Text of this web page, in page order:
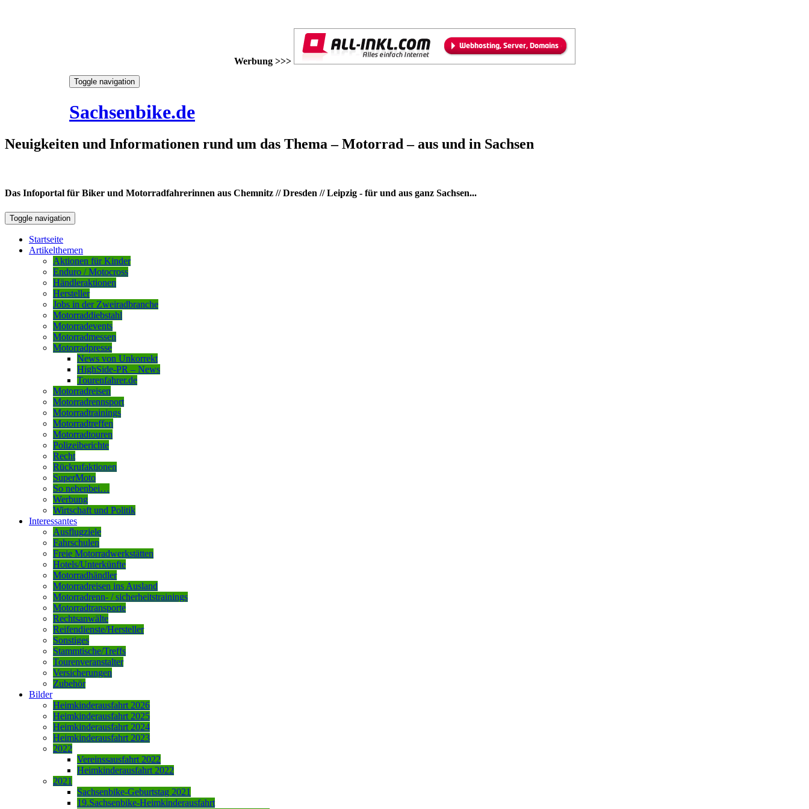
Werbung >>>
Toggle navigation
Sachsenbike.de
Neuigkeiten und Informationen rund um das Thema – Motorrad – aus und in Sachsen
Das Infoportal für Biker und Motorradfahrerinnen aus Chemnitz // Dresden // Leipzig - für und aus ganz Sachsen...
Toggle navigation
Startseite
Artikelthemen
Aktionen für Kinder
Enduro / Motocross
Händleraktionen
Hersteller
Jobs in der Zweiradbranche
Motorraddiebstahl
Motorradevents
Motorradmessen
Motorradpresse
News von Unkorrekt
HighSide-PR – News
Tourenfahrer.de
Motorradreisen
Motorradrennsport
Motorradtrainings
Motorradtreffen
Motorradtouren
Polizeiberichte
Recht
Rückrufaktionen
SuperMoto
So nebenbei…
Werbung
Wirtschaft und Politik
Interessantes
Ausflugziele
Fahrschulen
Freie Motorradwerkstätten
Hotels/Unterkünfte
Motorradhändler
Motorradreisen ins Ausland
Motorradrenn- / sicherheitstrainings
Motorradtransporte
Rechtsanwälte
Reifendienste/Hersteller
Sonstiges
Stammtische/Treffs
Tourenveranstalter
Versicherungen
Zubehör
Bilder
Heimkinderausfahrt 2026
Heimkinderausfahrt 2025
Heimkinderausfahrt 2024
Heimkinderausfahrt 2023
2022
Vereinssausfahrt 2022
Heimkinderausfahrt 2022
2021
Sachsenbike-Geburtstag 2021
19.Sachsenbike-Heimkinderausfahrt